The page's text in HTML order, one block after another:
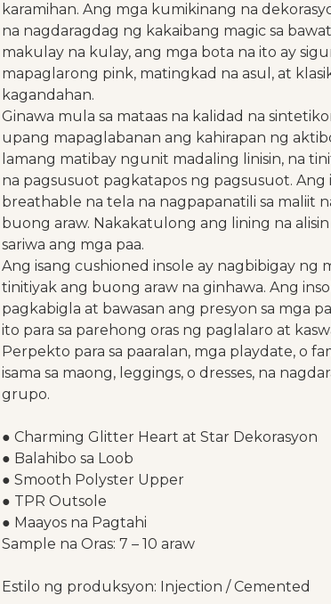
karamihan. Ang mga kumikinang na
na nagdaragdag ng kakaibang magic sa
makulay na kulay, ang mga bota na ito ay
mapaglarong pink, matingkad na asul, at
kagandahan.
Ginawa mula sa mataas na kalidad na
upang mapaglabanan ang kahirapan ng
lamang matibay ngunit madaling linisin, na
na pagsusuot pagkatapos ng pagsusuot.
breathable na tela na nagpapanatili sa maliit
buong araw. Nakakatulong ang lining na
sariwa ang mga paa.
Ang isang cushioned insole ay nagbibigay ng
tinitiyak ang buong araw na ginhawa. Ang
pagkabigla at bawasan ang presyon sa mga
ito para sa parehong oras ng paglalaro at
Perpekto para sa paaralan, mga playdate, o
isama sa maong, leggings, o dresses, na
grupo.
● Charming Glitter Heart at Star Dekorasyon
● Balahibo sa Loob
● Smooth Polyster Upper
● TPR Outsole
● Maayos na Pagtahi
Sample na Oras: 7 – 10 araw
Estilo ng produksyon: Injection / Cemented